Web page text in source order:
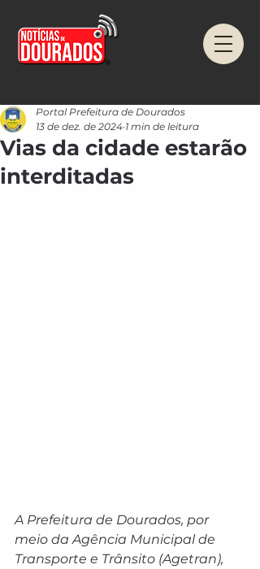
Vias da cidade estarão
interditadas
Portal Prefeitura de Dourados
13 de dez. de 2024 1 min de leitura
A Prefeitura de Dourados, por
meio da Agência Municipal de
Transporte e Trânsito (Agetran),